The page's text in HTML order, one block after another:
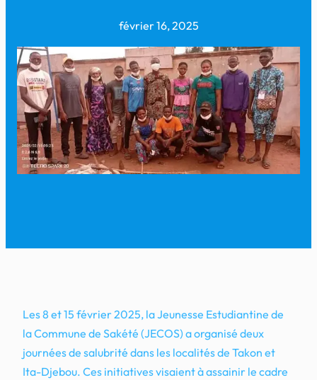
février 16, 2025
Les 8 et 15 février 2025, la Jeunesse Estudiantine de
la Commune de Sakété (JECOS) a organisé deux
journées de salubrité dans les localités de Takon et
Ita-Djebou. Ces initiatives visaient à assainir le cadre